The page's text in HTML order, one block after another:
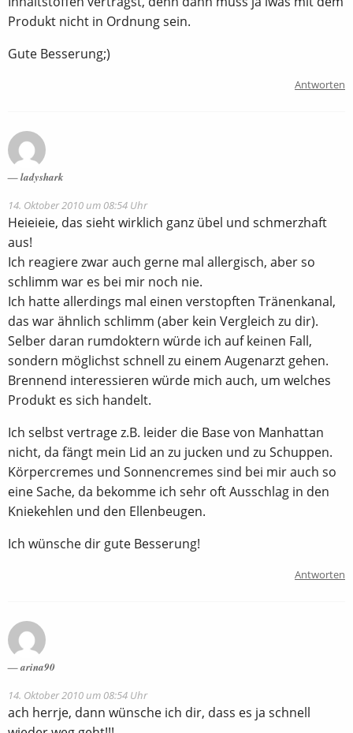
Produkt nicht in Ordnung sein.
Gute Besserung;)
Antworten
ladyshark
14. Oktober 2010 um 08:54 Uhr
Heieieie, das sieht wirklich ganz übel und schmerzhaft
aus!
Ich reagiere zwar auch gerne mal allergisch, aber so
schlimm war es bei mir noch nie.
Ich hatte allerdings mal einen verstopften Tränenkanal,
das war ähnlich schlimm (aber kein Vergleich zu dir).
Selber daran rumdoktern würde ich auf keinen Fall,
sondern möglichst schnell zu einem Augenarzt gehen.
Brennend interessieren würde mich auch, um welches
Produkt es sich handelt.
Ich selbst vertrage z.B. leider die Base von Manhattan
nicht, da fängt mein Lid an zu jucken und zu Schuppen.
Körpercremes und Sonnencremes sind bei mir auch so
eine Sache, da bekomme ich sehr oft Ausschlag in den
Kniekehlen und den Ellenbeugen.
Ich wünsche dir gute Besserung!
Antworten
arina90
14. Oktober 2010 um 08:54 Uhr
ach herrje, dann wünsche ich dir, dass es ja schnell